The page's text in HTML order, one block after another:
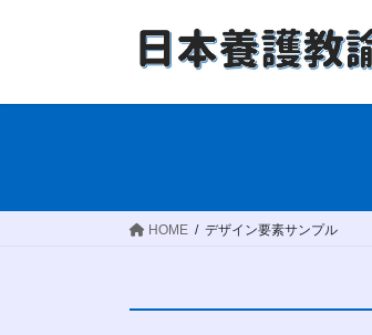
HOME デザイン要素サンプル